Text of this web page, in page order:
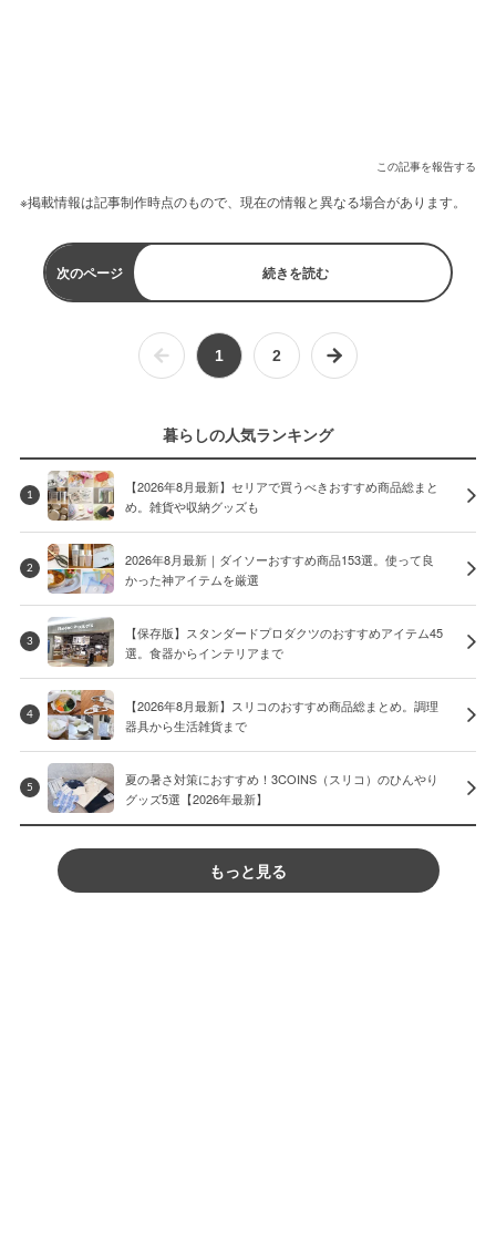
この記事を報告する
※掲載情報は記事制作時点のもので、現在の情報と異なる場合があります。
次のページ 続きを読む
1 2
暮らしの人気ランキング
1
【2026年8月最新】セリアで買うべきおすすめ商品総まと
め。雑貨や収納グッズも
2
2026年8月最新｜ダイソーおすすめ商品153選。使って良
かった神アイテムを厳選
3
【保存版】スタンダードプロダクツのおすすめアイテム45
選。食器からインテリアまで
4
【2026年8月最新】スリコのおすすめ商品総まとめ。調理
器具から生活雑貨まで
5
夏の暑さ対策におすすめ！3COINS（スリコ）のひんやり
グッズ5選【2026年最新】
もっと見る